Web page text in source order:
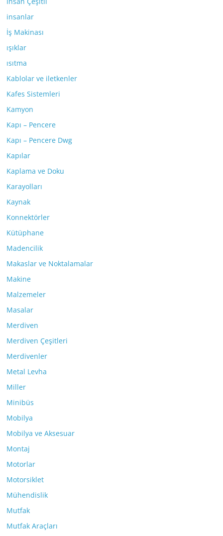
insanlar
İş Makinası
ışıklar
ısıtma
Kablolar ve iletkenler
Kafes Sistemleri
Kamyon
Kapı – Pencere
Kapı – Pencere Dwg
Kapılar
Kaplama ve Doku
Karayolları
Kaynak
Konnektörler
Kütüphane
Madencilik
Makaslar ve Noktalamalar
Makine
Malzemeler
Masalar
Merdiven
Merdiven Çeşitleri
Merdivenler
Metal Levha
Miller
Minibüs
Mobilya
Mobilya ve Aksesuar
Montaj
Motorlar
Motorsiklet
Mühendislik
Mutfak
Mutfak Araçları